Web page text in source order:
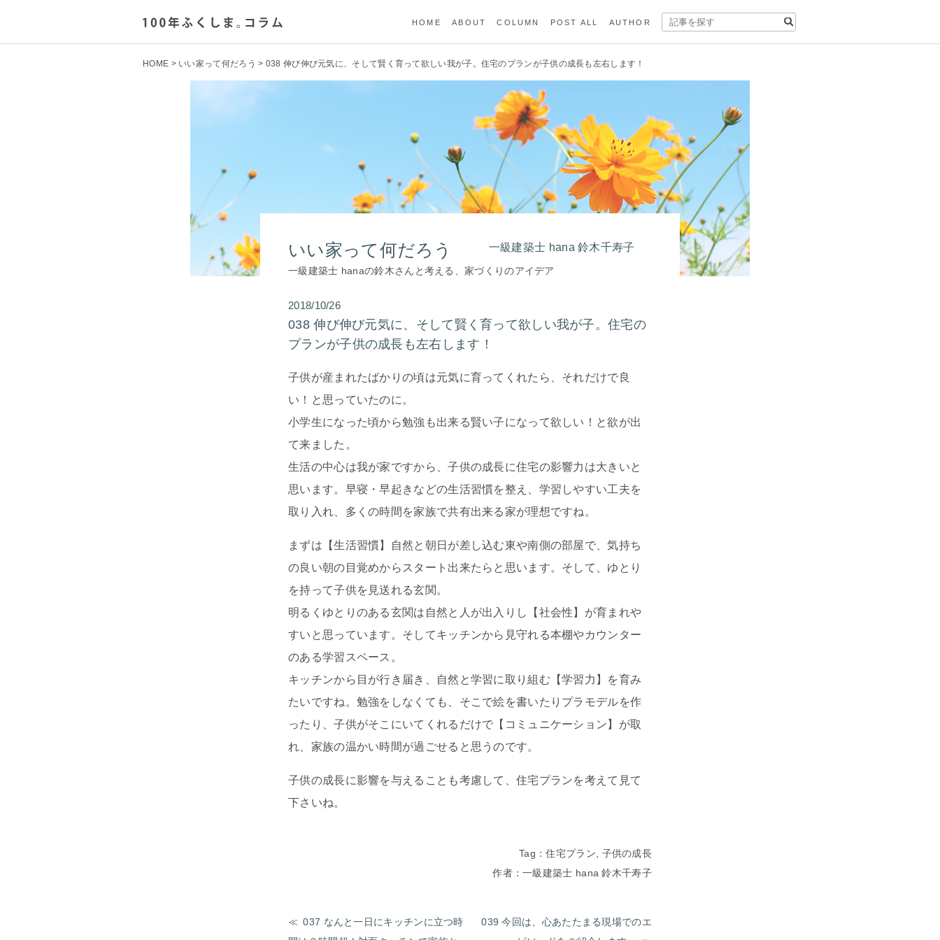
HOME ABOUT COLUMN POST ALL AUTHOR
HOME > いい家って何だろう > 038 伸び伸び元気に、そして賢く育って欲しい我が子。住宅のプランが子供の成長も左右します！
いい家って何だろう 一級建築士 hana 鈴木千寿子
一級建築士 hanaの鈴木さんと考える、家づくりのアイデア
2018/10/26
038 伸び伸び元気に、そして賢く育って欲しい我が子。住宅の
プランが子供の成長も左右します！
子供が産まれたばかりの頃は元気に育ってくれたら、それだけで良
い！と思っていたのに。
小学生になった頃から勉強も出来る賢い子になって欲しい！と欲が出
て来ました。
生活の中心は我が家ですから、子供の成長に住宅の影響力は大きいと
思います。早寝・早起きなどの生活習慣を整え、学習しやすい工夫を
取り入れ、多くの時間を家族で共有出来る家が理想ですね。
まずは【生活習慣】自然と朝日が差し込む東や南側の部屋で、気持ち
の良い朝の目覚めからスタート出来たらと思います。そして、ゆとり
を持って子供を見送れる玄関。
明るくゆとりのある玄関は自然と人が出入りし【社会性】が育まれや
すいと思っています。そしてキッチンから見守れる本棚やカウンター
のある学習スペース。
キッチンから目が行き届き、自然と学習に取り組む【学習力】を育み
たいですね。勉強をしなくても、そこで絵を書いたりプラモデルを作
ったり、子供がそこにいてくれるだけで【コミュニケーション】が取
れ、家族の温かい時間が過ごせると思うのです。
子供の成長に影響を与えることも考慮して、住宅プランを考えて見て
下さいね。
Tag：住宅プラン, 子供の成長
作者：一級建築士 hana 鈴木千寿子
037 なんと一日にキッチンに立つ時
039 今回は、心あたたまる現場でのエ